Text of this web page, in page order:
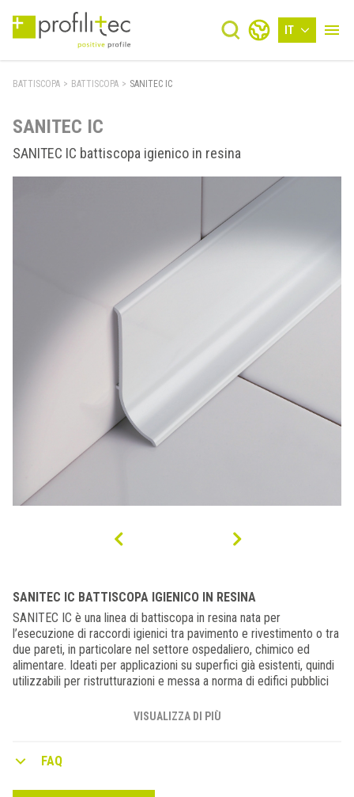
IT
BATTISCOPA > BATTISCOPA > SANITEC IC
SANITEC IC
SANITEC IC battiscopa igienico in resina
SANITEC IC BATTISCOPA IGIENICO IN RESINA
SANITEC IC è una linea di battiscopa in resina nata per
l’esecuzione di raccordi igienici tra pavimento e rivestimento o tra
due pareti, in particolare nel settore ospedaliero, chimico ed
alimentare. Ideati per applicazioni su superfici già esistenti, quindi
utilizzabili per ristrutturazioni e messa a norma di edifici pubblici
vigenti. I bordi esterni sagomati garantiscono una perfetta
VISUALIZZA DI PIÙ
FAQ